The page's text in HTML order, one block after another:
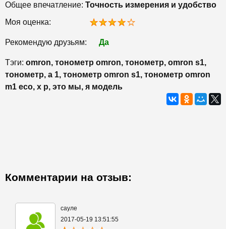
Общее впечатление: Точность измерения и удобство
Моя оценка:
Рекомендую друзьям: Да
Тэги: omron, тонометр omron, тонометр, omron s1,
тонометр, а 1, тонометр omron s1, тонометр omron
m1 eco, х р, это мы, я модель
Комментарии на отзыв:
cауле
2017-05-19 13:51:55